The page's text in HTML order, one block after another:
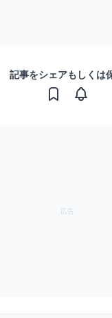
記事をシェアもしくは